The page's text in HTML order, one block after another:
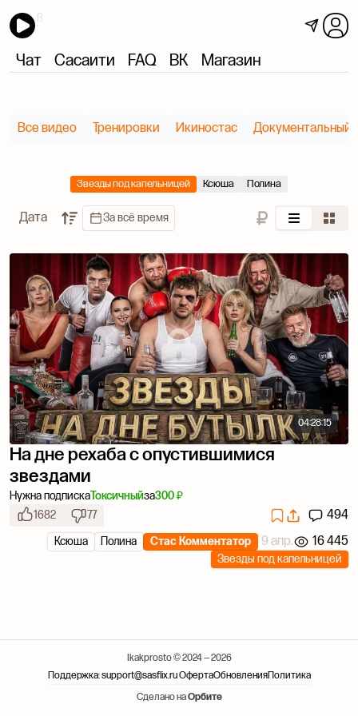
Чат Сасаити FAQ ВК Магазин
Все видео Тренировки Икиностас Документальный
Звезды под капельницей Ксюша Полина
Дата За всё время
04:28:15
На дне рехаба с опустившимися
звездами
Нужна подпискаТоксичныйза300 ₽
1682
77 494
Стас Комментатор 9 апр. 16 445
Полина
Ксюша
Звезды под капельницей
Ikakprosto © 2024 — 2026
Поддержка: support@sasflix.ruОфертаОбновленияПолитика
Сделано наОрбите